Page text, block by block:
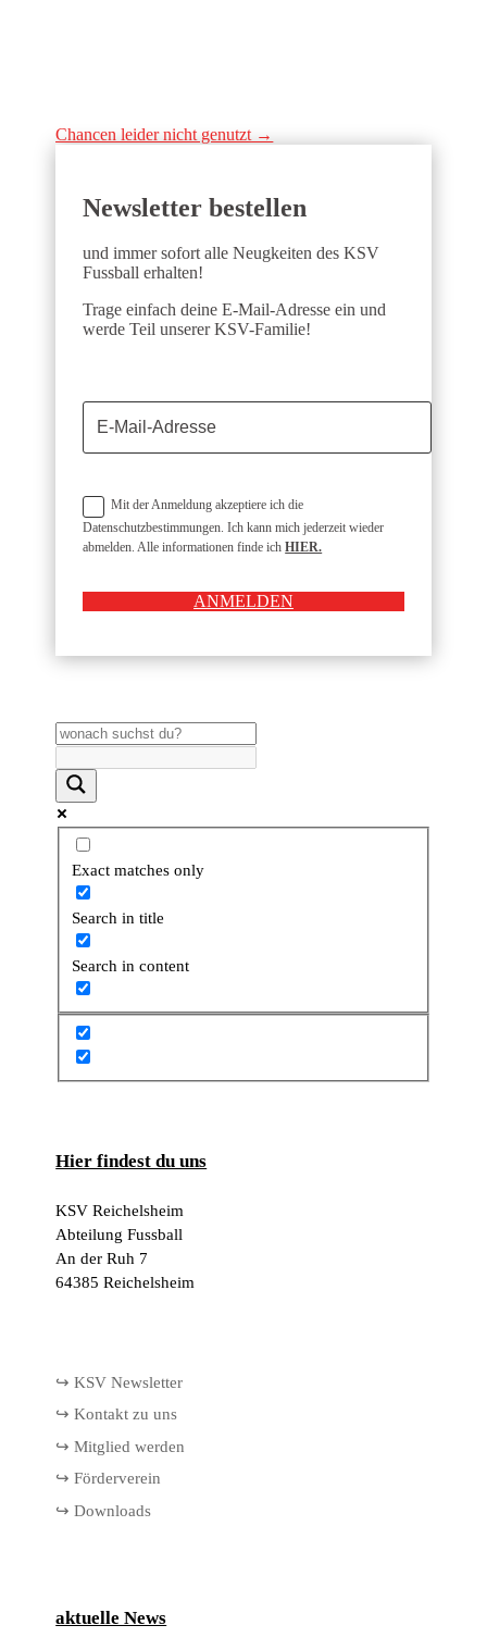
Chancen leider nicht genutzt →
Newsletter bestellen
und immer sofort alle Neugkeiten des KSV
Fussball erhalten!
Trage einfach deine E-Mail-Adresse ein und
werde Teil unserer KSV-Familie!
Mit der Anmeldung akzeptiere ich die
Datenschutzbestimmungen. Ich kann mich jederzeit wieder
abmelden. Alle informationen finde ichHIER.
ANMELDEN
Exact matches only
Search in title
Search in content
Hier findest du uns
KSV Reichelsheim
Abteilung Fussball
An der Ruh 7
64385 Reichelsheim
↪ KSV Newsletter
↪ Kontakt zu uns
↪ Mitglied werden
↪ Förderverein
↪ Downloads
aktuelle News